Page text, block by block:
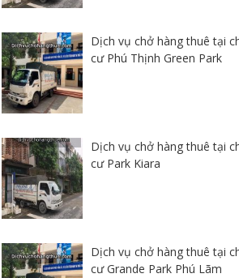
Dịch vụ chở hàng thuê tại
cư Phú Thịnh Green Park
Dịch vụ chở hàng thuê tại
cư Park Kiara
Dịch vụ chở hàng thuê tại
cư Grande Park Phú Lãm